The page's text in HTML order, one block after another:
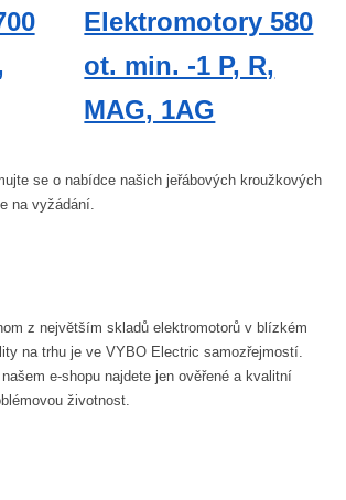
Elektromotory 580
ot. min. -1 P, R,
MAG, 1AG
se o nabídce našich jeřábových kroužkových
na vyžádání.
z největším skladů elektromotorů v blízkém
na trhu je ve VYBO Electric samozřejmostí.
e-shopu najdete jen ověřené a kvalitní
životnost.